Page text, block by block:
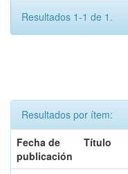
Resultados 1-1 de 1.
Resultados por ítem:
Fecha de
publicación
Título